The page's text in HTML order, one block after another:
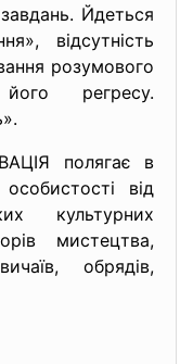
Йдеться
відсутність
розумового
регресу.
полягає в
від
культурних
мистецтва,
обрядів,